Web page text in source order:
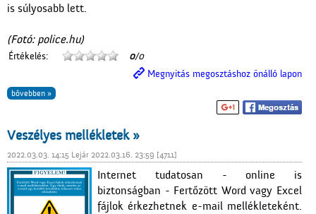
is súlyosabb lett.
(Fotó: police.hu)
Értékelés: 0/0
Megnyitás megosztáshoz önálló lapon
bővebben »
Veszélyes mellékletek »
2022.03.03. 14:15 Lejár 2022.03.16. 23:59 [4711]
Internet tudatosan - online is
biztonságban - Fertőzött Word vagy Excel
fájlok érkezhetnek e-mail mellékleteként.